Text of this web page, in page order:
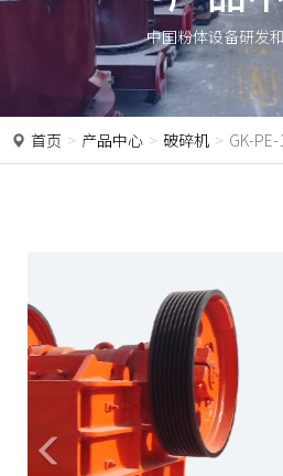
中国粉体设备研发
首页 产品中心 破碎机 GK-
e
v